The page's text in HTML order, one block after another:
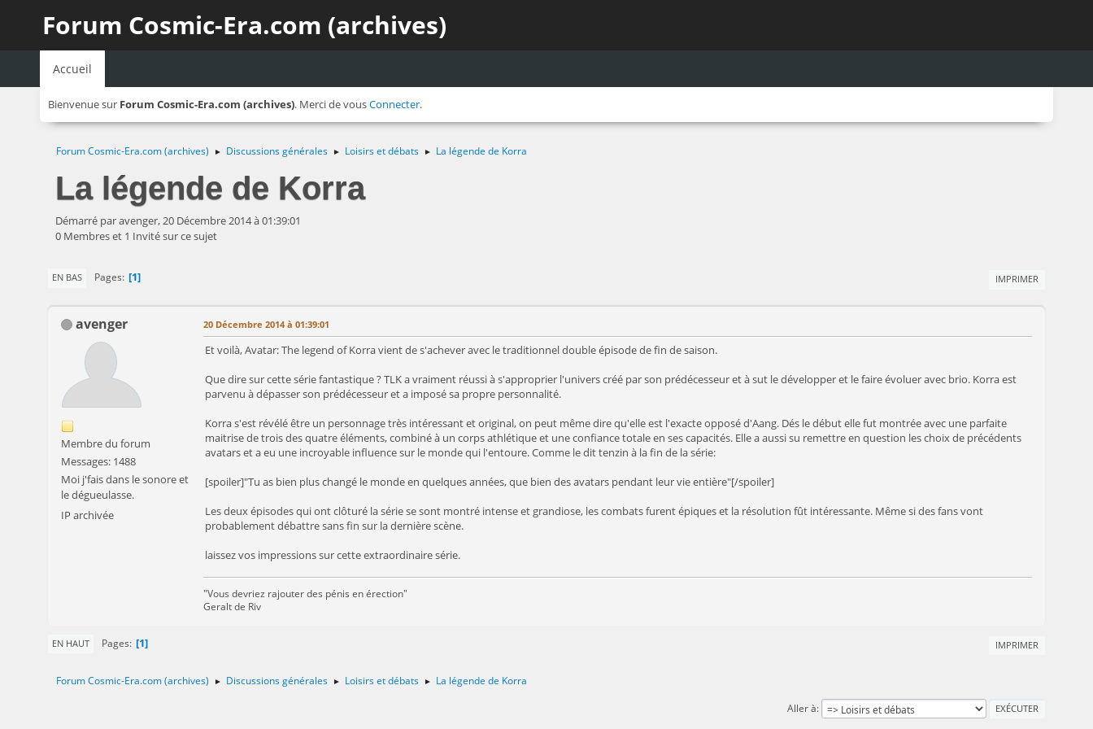
Forum Cosmic-Era.com (archives)
Accueil
Bienvenue sur Forum Cosmic-Era.com (archives). Merci de vousConnecter.
Forum Cosmic-Era.com (archives) ► Discussions générales ► Loisirs et débats ► La légende de Korra
La légende de Korra
Démarré par avenger, 20 Décembre 2014 à 01:39:01
0 Membres et 1 Invité sur ce sujet
IMPRIMER
EN BAS Pages 1
avenger
Membre du forum
Messages: 1488
Moi j'fais dans le sonore et
le dégueulasse.
IP archivée
20 Décembre 2014 à 01:39:01
Et voilà, Avatar: The legend of Korra vient de s'achever avec le traditionnel double épisode de fin de saison.
Que dire sur cette série fantastique ? TLK a vraiment réussi à s'approprier l'univers créé par son prédécesseur et à sut le développer et le faire évoluer avec brio. Korra est
parvenu à dépasser son prédécesseur et a imposé sa propre personnalité.
Korra s'est révélé être un personnage très intéressant et original, on peut même dire qu'elle est l'exacte opposé d'Aang. Dés le début elle fut montrée avec une parfaite
maitrise de trois des quatre éléments, combiné à un corps athlétique et une confiance totale en ses capacités. Elle a aussi su remettre en question les choix de précédents
avatars et a eu une incroyable influence sur le monde qui l'entoure. Comme le dit tenzin à la fin de la série:
[spoiler]"Tu as bien plus changé le monde en quelques années, que bien des avatars pendant leur vie entière"[/spoiler]
Les deux épisodes qui ont clôturé la série se sont montré intense et grandiose, les combats furent épiques et la résolution fût intéressante. Même si des fans vont
probablement débattre sans fin sur la dernière scène.
laissez vos impressions sur cette extraordinaire série.
"Vous devriez rajouter des pénis en érection"
Geralt de Riv
IMPRIMER
EN HAUT Pages 1
Forum Cosmic-Era.com (archives) ► Discussions générales ► Loisirs et débats ►
La légende de Korra
Aller à